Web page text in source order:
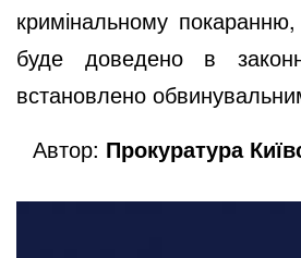
кримінальному
буде доведено в
встановлено
Автор: Прокуратура